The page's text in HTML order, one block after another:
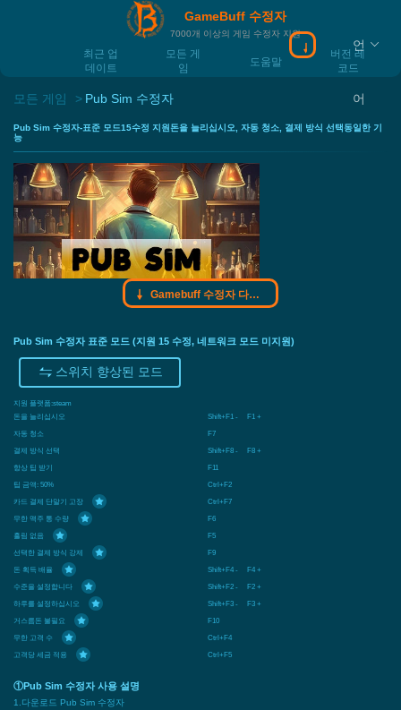
GameBuff 수정자
7000개 이상의 게임 수정자 지원
최근 업
데이트
모든 게
임
도움말
버전 레
코드
Gamebuff 수정
언
어
모든 게임 Pub Sim 수정자
Pub Sim 수정자-표준 모드15수정 지원돈을 늘리십시오, 자동 청소, 결제 방식 선택동일한 기
능
Gamebuff 수정자 다운로드
Pub Sim 수정자 표준 모드 (지원 15 수정, 네트워크 모드 미지원)
스위치 향상된 모드
지원 플랫폼:steam
돈을 늘리십시오
Shift+F1 - F1 +
자동 청소
F7
결제 방식 선택
Shift+F8 - F8 +
항상 팁 받기
F11
팁 금액: 50%
Ctrl+F2
카드 결제 단말기 고장
Ctrl+F7
무한 맥주 통 수량
F6
흘림 없음
F5
선택한 결제 방식 강제
F9
돈 획득 배율
Shift+F4 - F4 +
수준을 설정합니다
Shift+F2 - F2 +
하루를 설정하십시오
Shift+F3 - F3 +
거스름돈 불필요
F10
무한 고객 수
Ctrl+F4
고객당 세금 적용
Ctrl+F5
①Pub Sim 수정자 사용 설명
1.다운로드 Pub Sim 수정자